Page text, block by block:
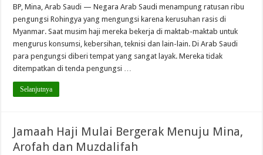
BP, Mina, Arab Saudi — Negara Arab Saudi menampung ratusan ribu
pengungsi Rohingya yang mengungsi karena kerusuhan rasis di
Myanmar. Saat musim haji mereka bekerja di maktab-maktab untuk
mengurus konsumsi, kebersihan, teknisi dan lain-lain. Di Arab Saudi
para pengungsi diberi tempat yang sangat layak. Mereka tidak
ditempatkan di tenda pengungsi …
Selanjutnya
Jamaah Haji Mulai Bergerak Menuju Mina,
Arofah dan Muzdalifah